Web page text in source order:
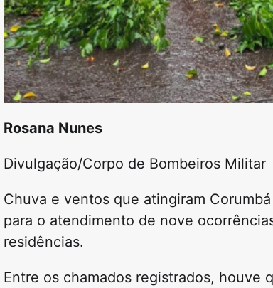
Rosana Nunes
Divulgação/Corpo de Bombeiros Militar
Chuva e ventos que atingiram
para o atendimento de nove
residências.
Entre os chamados registrados, houve